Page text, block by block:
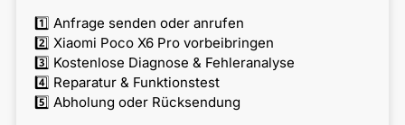
1️⃣ Anfrage senden oder anrufen
2️⃣ Xiaomi Poco X6 Pro vorbeibringen
3️⃣ Kostenlose Diagnose & Fehleranalyse
4️⃣ Reparatur & Funktionstest
5️⃣ Abholung oder Rücksendung